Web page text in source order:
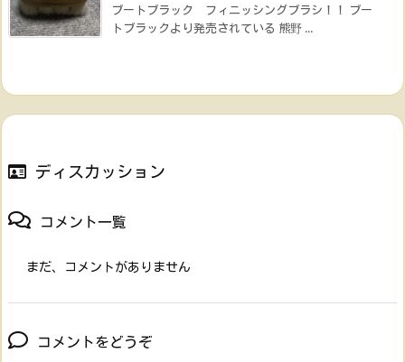
ブートブラック フィニッシングブラシ！！ ブー
トブラックより発売されている 熊野 ...
ディスカッション
コメント一覧
まだ、コメントがありません
コメントをどうぞ